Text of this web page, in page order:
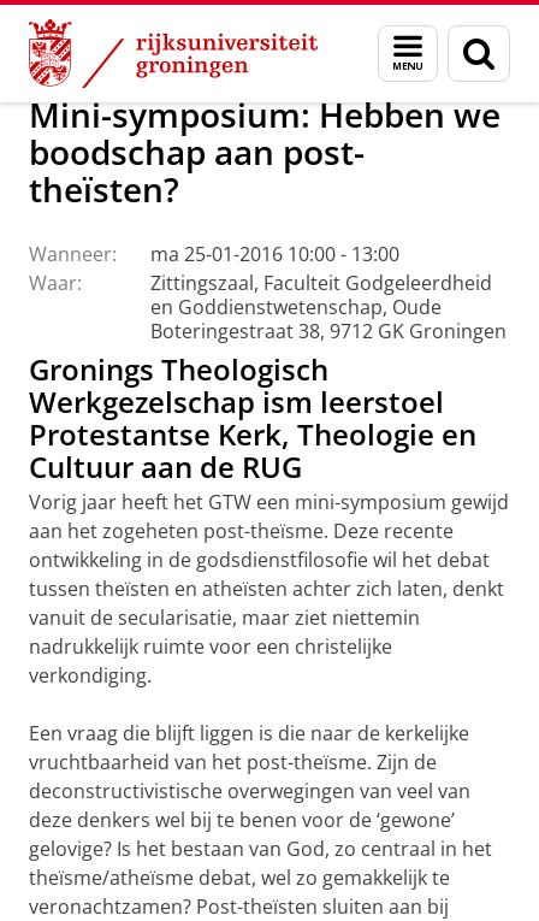
Skip
Content
Skip
Navigation
Menu
en
zoeken
Faculteit Religie, Cultuur en Maatschappij Agenda
Mini-symposium: Hebben we
boodschap aan post-
theïsten?
Wanneer:
ma 25-01-2016 10:00 - 13:00
Waar:
Zittingszaal, Faculteit Godgeleerdheid
en Goddienstwetenschap, Oude
Boteringestraat 38, 9712 GK Groningen
Gronings Theologisch
Werkgezelschap ism leerstoel
Protestantse Kerk, Theologie en
Cultuur aan de RUG
Vorig jaar heeft het GTW een mini-symposium gewijd
aan het zogeheten post-theïsme. Deze recente
ontwikkeling in de godsdienstfilosofie wil het debat
tussen theïsten en atheïsten achter zich laten, denkt
vanuit de secularisatie, maar ziet niettemin
nadrukkelijk ruimte voor een christelijke
verkondiging.
Een vraag die blijft liggen is die naar de kerkelijke
vruchtbaarheid van het post-theïsme. Zijn de
deconstructivistische overwegingen van veel van
deze denkers wel bij te benen voor de ‘gewone’
gelovige? Is het bestaan van God, zo centraal in het
theïsme/atheïsme debat, wel zo gemakkelijk te
veronachtzamen? Post-theïsten sluiten aan bij